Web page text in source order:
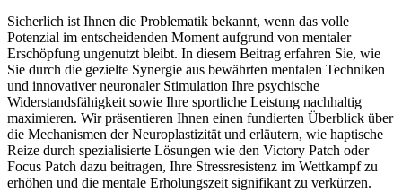
Sicherlich ist Ihnen die Problematik bekannt, wenn das volle
Potenzial im entscheidenden Moment aufgrund von mentaler
Erschöpfung ungenutzt bleibt. In diesem Beitrag erfahren Sie, wie
Sie durch die gezielte Synergie aus bewährten mentalen Techniken
und innovativer neuronaler Stimulation Ihre psychische
Widerstandsfähigkeit sowie Ihre sportliche Leistung nachhaltig
maximieren. Wir präsentieren Ihnen einen fundierten Überblick über
die Mechanismen der Neuroplastizität und erläutern, wie haptische
Reize durch spezialisierte Lösungen wie den Victory Patch oder
Focus Patch dazu beitragen, Ihre Stressresistenz im Wettkampf zu
erhöhen und die mentale Erholungszeit signifikant zu verkürzen.